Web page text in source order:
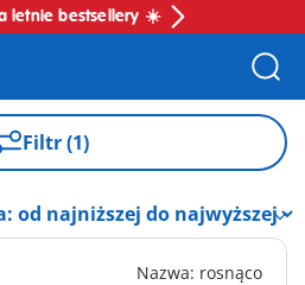
letnie bestsellery ☀️
Filtr (1)
dom
Nazwa: rosnąco